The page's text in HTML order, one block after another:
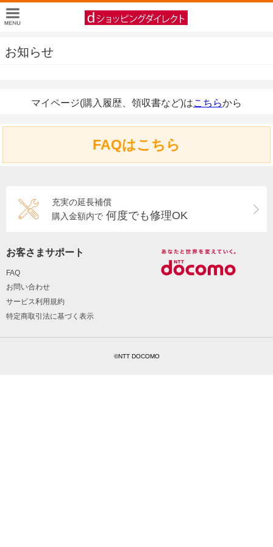
お知らせ
マイページ(購入履歴、領収書など)はこちらから
FAQはこちら
充実の延長補償
購入金額内で 何度でも修理OK
お客さまサポート
FAQ
お問い合わせ
サービス利用規約
特定商取引法に基づく表示
©NTT DOCOMO